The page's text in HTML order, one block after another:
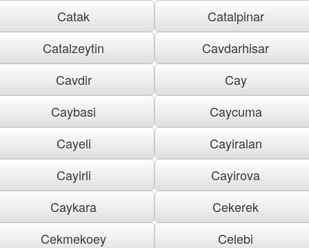
Catak
Catalpinar
Catalzeytin
Cavdarhisar
Cavdir
Cay
Caybasi
Caycuma
Cayeli
Cayiralan
Cayirli
Cayirova
Caykara
Cekerek
Cekmekoey
Celebi